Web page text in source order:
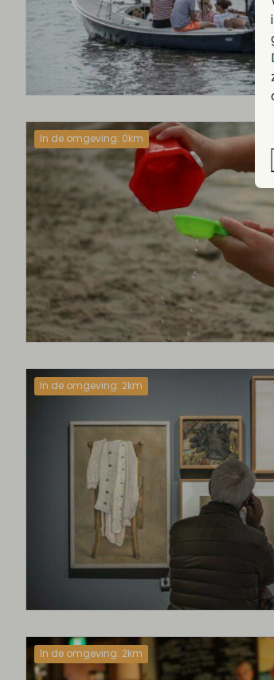
In de omgeving: 0km
In de omgeving: 2km
In de omgeving: 2km